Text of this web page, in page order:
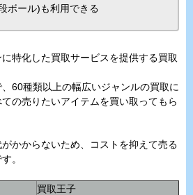
ボール)も利用できる
特化した買取サービスを提供する買取
60種類以上の幅広いジャンルの買取に
の売りたいアイテムを買い取ってもら
かからないため、コストを抑えて売る
。
買取王子